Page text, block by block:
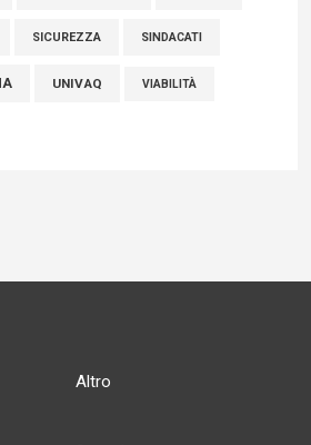
SICUREZZA SINDACATI
UNIVAQ VIABILITÀ
Altro